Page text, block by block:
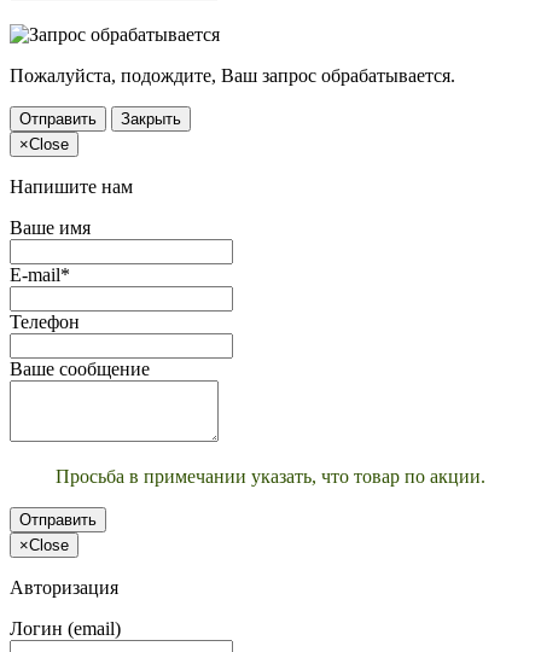
Пожалуйста, подождите, Ваш запрос обрабатывается.
Отправить
Закрыть
×Close
Напишите нам
Ваше имя
E-mail*
Телефон
Ваше сообщение
Просьба в примечании указать, что товар по акции.
Отправить
×Close
Авторизация
Логин (email)